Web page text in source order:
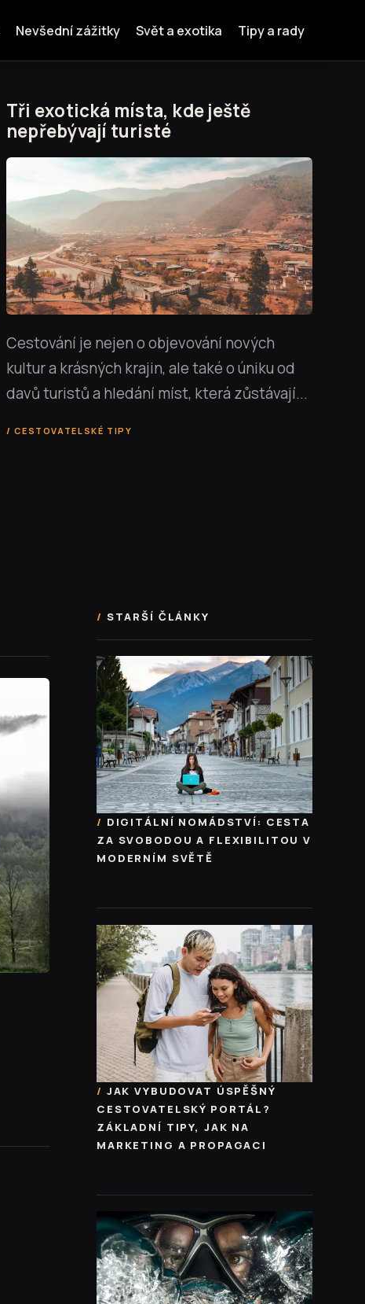
Nevšední zážitky Svět a exotika Tipy a rady
Tři exotická místa, kde ještě
nepřebývají turisté
Cestování je nejen o objevování nových
kultur a krásných krajin, ale také o úniku od
davů turistů a hledání míst, která zůstávají...
CESTOVATELSKÉ TIPY
STARŠÍ ČLÁNKY
DIGITÁLNÍ NOMÁDSTVÍ: CESTA
ZA SVOBODOU A FLEXIBILITOU V
MODERNÍM SVĚTĚ
JAK VYBUDOVAT ÚSPĚŠNÝ
CESTOVATELSKÝ PORTÁL?
ZÁKLADNÍ TIPY, JAK NA
MARKETING A PROPAGACI